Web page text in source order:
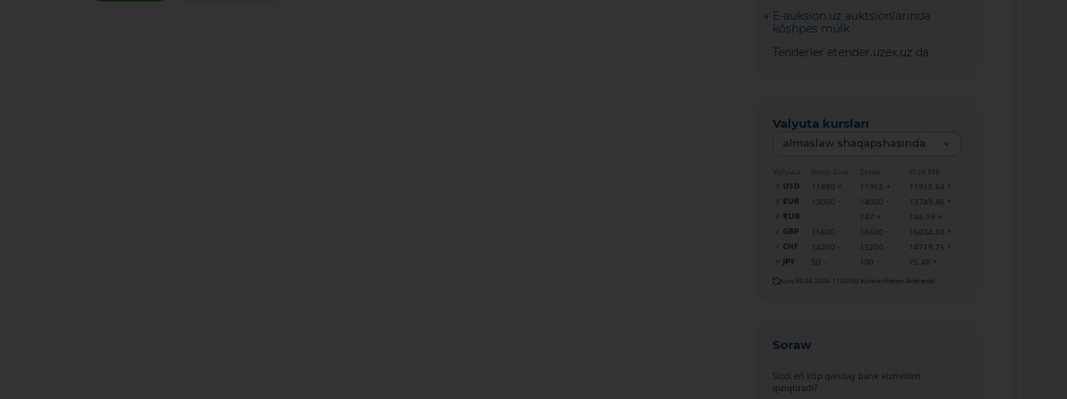
E-auksion.uz auktsionlarında
kóshpes múlk
Tenderler etender.uzex.uz da
Valyuta kursları
almaslaw shaqapshasında
Valyuta Satıp alıw Satıw
O‘zb MB
USD
11880 11965
11915.64
EUR
13000 14000
13749.46
RUB
147
146.19
GBP
15600 16600
16034.88
CHF
14200 15200
14719.75
JPY
50 100 75.48
Kurs 06.08.2026 11:00:00 kúnine shekem ámel etedi
Soraw
Sizdi eń kóp qanday bank xizmetleri
qızıqtıradı?